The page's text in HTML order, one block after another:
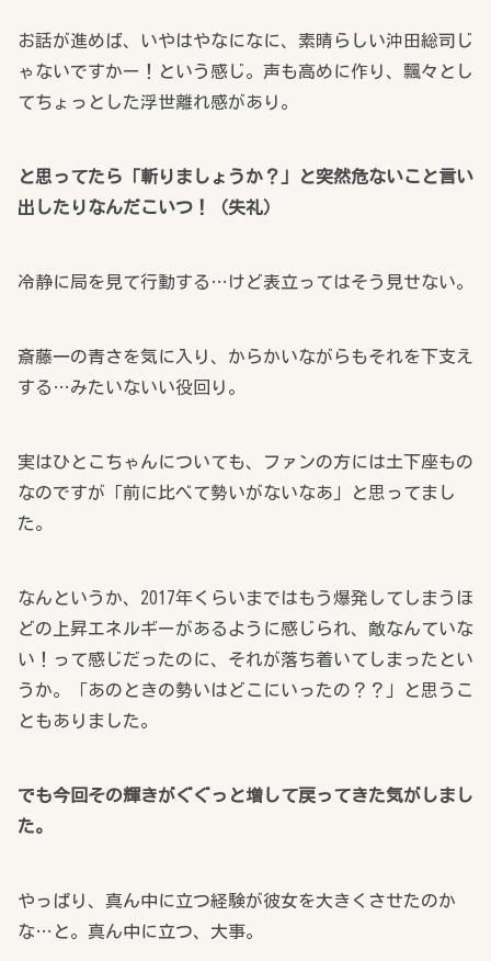
お話が進めば、いやはやなになに、素晴らしい沖田総司じ
ゃないですかー！という感じ。声も高めに作り、飄々とし
てちょっとした浮世離れ感があり。
と思ってたら「斬りましょうか？」と突然危ないこと言い
出したりなんだこいつ！（失礼）
冷静に局を見て行動する…けど表立ってはそう見せない。
斎藤一の青さを気に入り、からかいながらもそれを下支え
する…みたいないい役回り。
実はひとこちゃんについても、ファンの方には土下座もの
なのですが「前に比べて勢いがないなあ」と思ってまし
た。
なんというか、2017年くらいまではもう爆発してしまうほ
どの上昇エネルギーがあるように感じられ、敵なんていな
い！って感じだったのに、それが落ち着いてしまったとい
うか。「あのときの勢いはどこにいったの？？」と思うこ
ともありました。
でも今回その輝きがぐぐっと増して戻ってきた気がしまし
た。
やっぱり、真ん中に立つ経験が彼女を大きくさせたのか
な…と。真ん中に立つ、大事。